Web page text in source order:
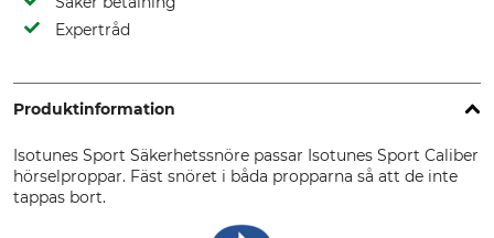
Expertråd
Produktinformation
Isotunes Sport Säkerhetssnöre passar Isotunes Sport Caliber
hörselproppar. Fäst snöret i båda propparna så att de inte
tappas bort.